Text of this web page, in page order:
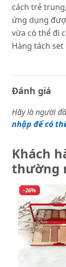
cách trẻ
ứng dụng
vừa có thể đi
Hàng tách set
Đánh giá
Hãy là người
nhập để có
Khách
thường
-26%